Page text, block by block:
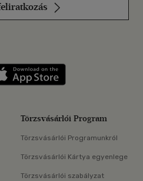
a LinkedInen
Szerezd meg: Google
Törzsvásárlói Program
Törzsvásárlói Programunkról
Törzsvásárlói Kártya egyenlege
Törzsvásárlói szabályzat